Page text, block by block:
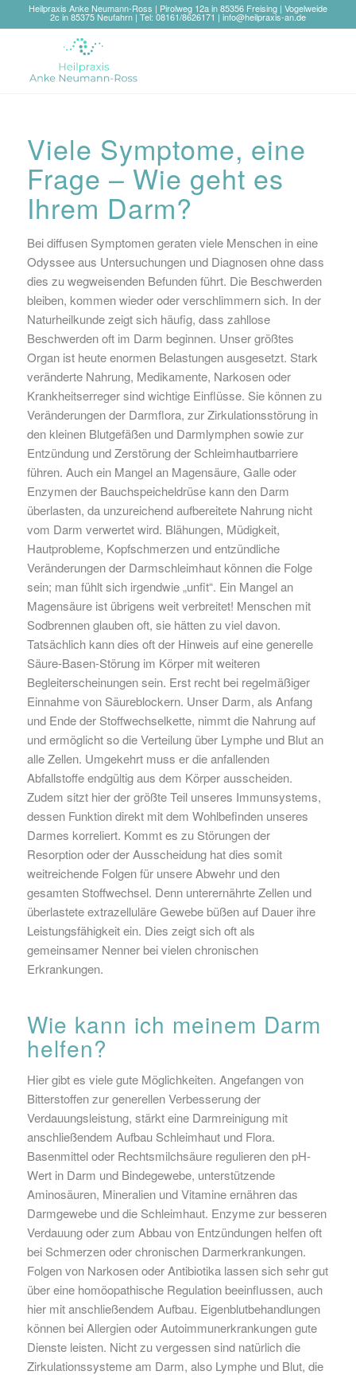
Heilpraxis Anke Neumann-Ross | Pirolweg 12a in 85356 Freising | Vogelweide
2c in 85375 Neufahrn | Tel: 08161/8626171 | info@heilpraxis-an.de
Viele Symptome, eine
Frage – Wie geht es
Ihrem Darm?
Bei diffusen Symptomen geraten viele Menschen in eine
Odyssee aus Untersuchungen und Diagnosen ohne dass
dies zu wegweisenden Befunden führt. Die Beschwerden
bleiben, kommen wieder oder verschlimmern sich. In der
Naturheilkunde zeigt sich häufig, dass zahllose
Beschwerden oft im Darm beginnen. Unser größtes
Organ ist heute enormen Belastungen ausgesetzt. Stark
veränderte Nahrung, Medikamente, Narkosen oder
Krankheitserreger sind wichtige Einflüsse. Sie können zu
Veränderungen der Darmflora, zur Zirkulationsstörung in
den kleinen Blutgefäßen und Darmlymphen sowie zur
Entzündung und Zerstörung der Schleimhautbarriere
führen. Auch ein Mangel an Magensäure, Galle oder
Enzymen der Bauchspeicheldrüse kann den Darm
überlasten, da unzureichend aufbereitete Nahrung nicht
vom Darm verwertet wird. Blähungen, Müdigkeit,
Hautprobleme, Kopfschmerzen und entzündliche
Veränderungen der Darmschleimhaut können die Folge
sein; man fühlt sich irgendwie „unfit“. Ein Mangel an
Magensäure ist übrigens weit verbreitet! Menschen mit
Sodbrennen glauben oft, sie hätten zu viel davon.
Tatsächlich kann dies oft der Hinweis auf eine generelle
Säure-Basen-Störung im Körper mit weiteren
Begleiterscheinungen sein. Erst recht bei regelmäßiger
Einnahme von Säureblockern. Unser Darm, als Anfang
und Ende der Stoffwechselkette, nimmt die Nahrung auf
und ermöglicht so die Verteilung über Lymphe und Blut an
alle Zellen. Umgekehrt muss er die anfallenden
Abfallstoffe endgültig aus dem Körper ausscheiden.
Zudem sitzt hier der größte Teil unseres Immunsystems,
dessen Funktion direkt mit dem Wohlbefinden unseres
Darmes korreliert. Kommt es zu Störungen der
Resorption oder der Ausscheidung hat dies somit
weitreichende Folgen für unsere Abwehr und den
gesamten Stoffwechsel. Denn unterernährte Zellen und
überlastete extrazelluläre Gewebe büßen auf Dauer ihre
Leistungsfähigkeit ein. Dies zeigt sich oft als
gemeinsamer Nenner bei vielen chronischen
Erkrankungen.
Wie kann ich meinem Darm
helfen?
Hier gibt es viele gute Möglichkeiten. Angefangen von
Bitterstoffen zur generellen Verbesserung der
Verdauungsleistung, stärkt eine Darmreinigung mit
anschließendem Aufbau Schleimhaut und Flora.
Basenmittel oder Rechtsmilchsäure regulieren den pH-
Wert in Darm und Bindegewebe, unterstützende
Aminosäuren, Mineralien und Vitamine ernähren das
Darmgewebe und die Schleimhaut. Enzyme zur besseren
Verdauung oder zum Abbau von Entzündungen helfen oft
bei Schmerzen oder chronischen Darmerkrankungen.
Folgen von Narkosen oder Antibiotika lassen sich sehr gut
über eine homöopathische Regulation beeinflussen, auch
hier mit anschließendem Aufbau. Eigenblutbehandlungen
können bei Allergien oder Autoimmunerkrankungen gute
Dienste leisten. Nicht zu vergessen sind natürlich die
Zirkulationssysteme am Darm, also Lymphe und Blut, die